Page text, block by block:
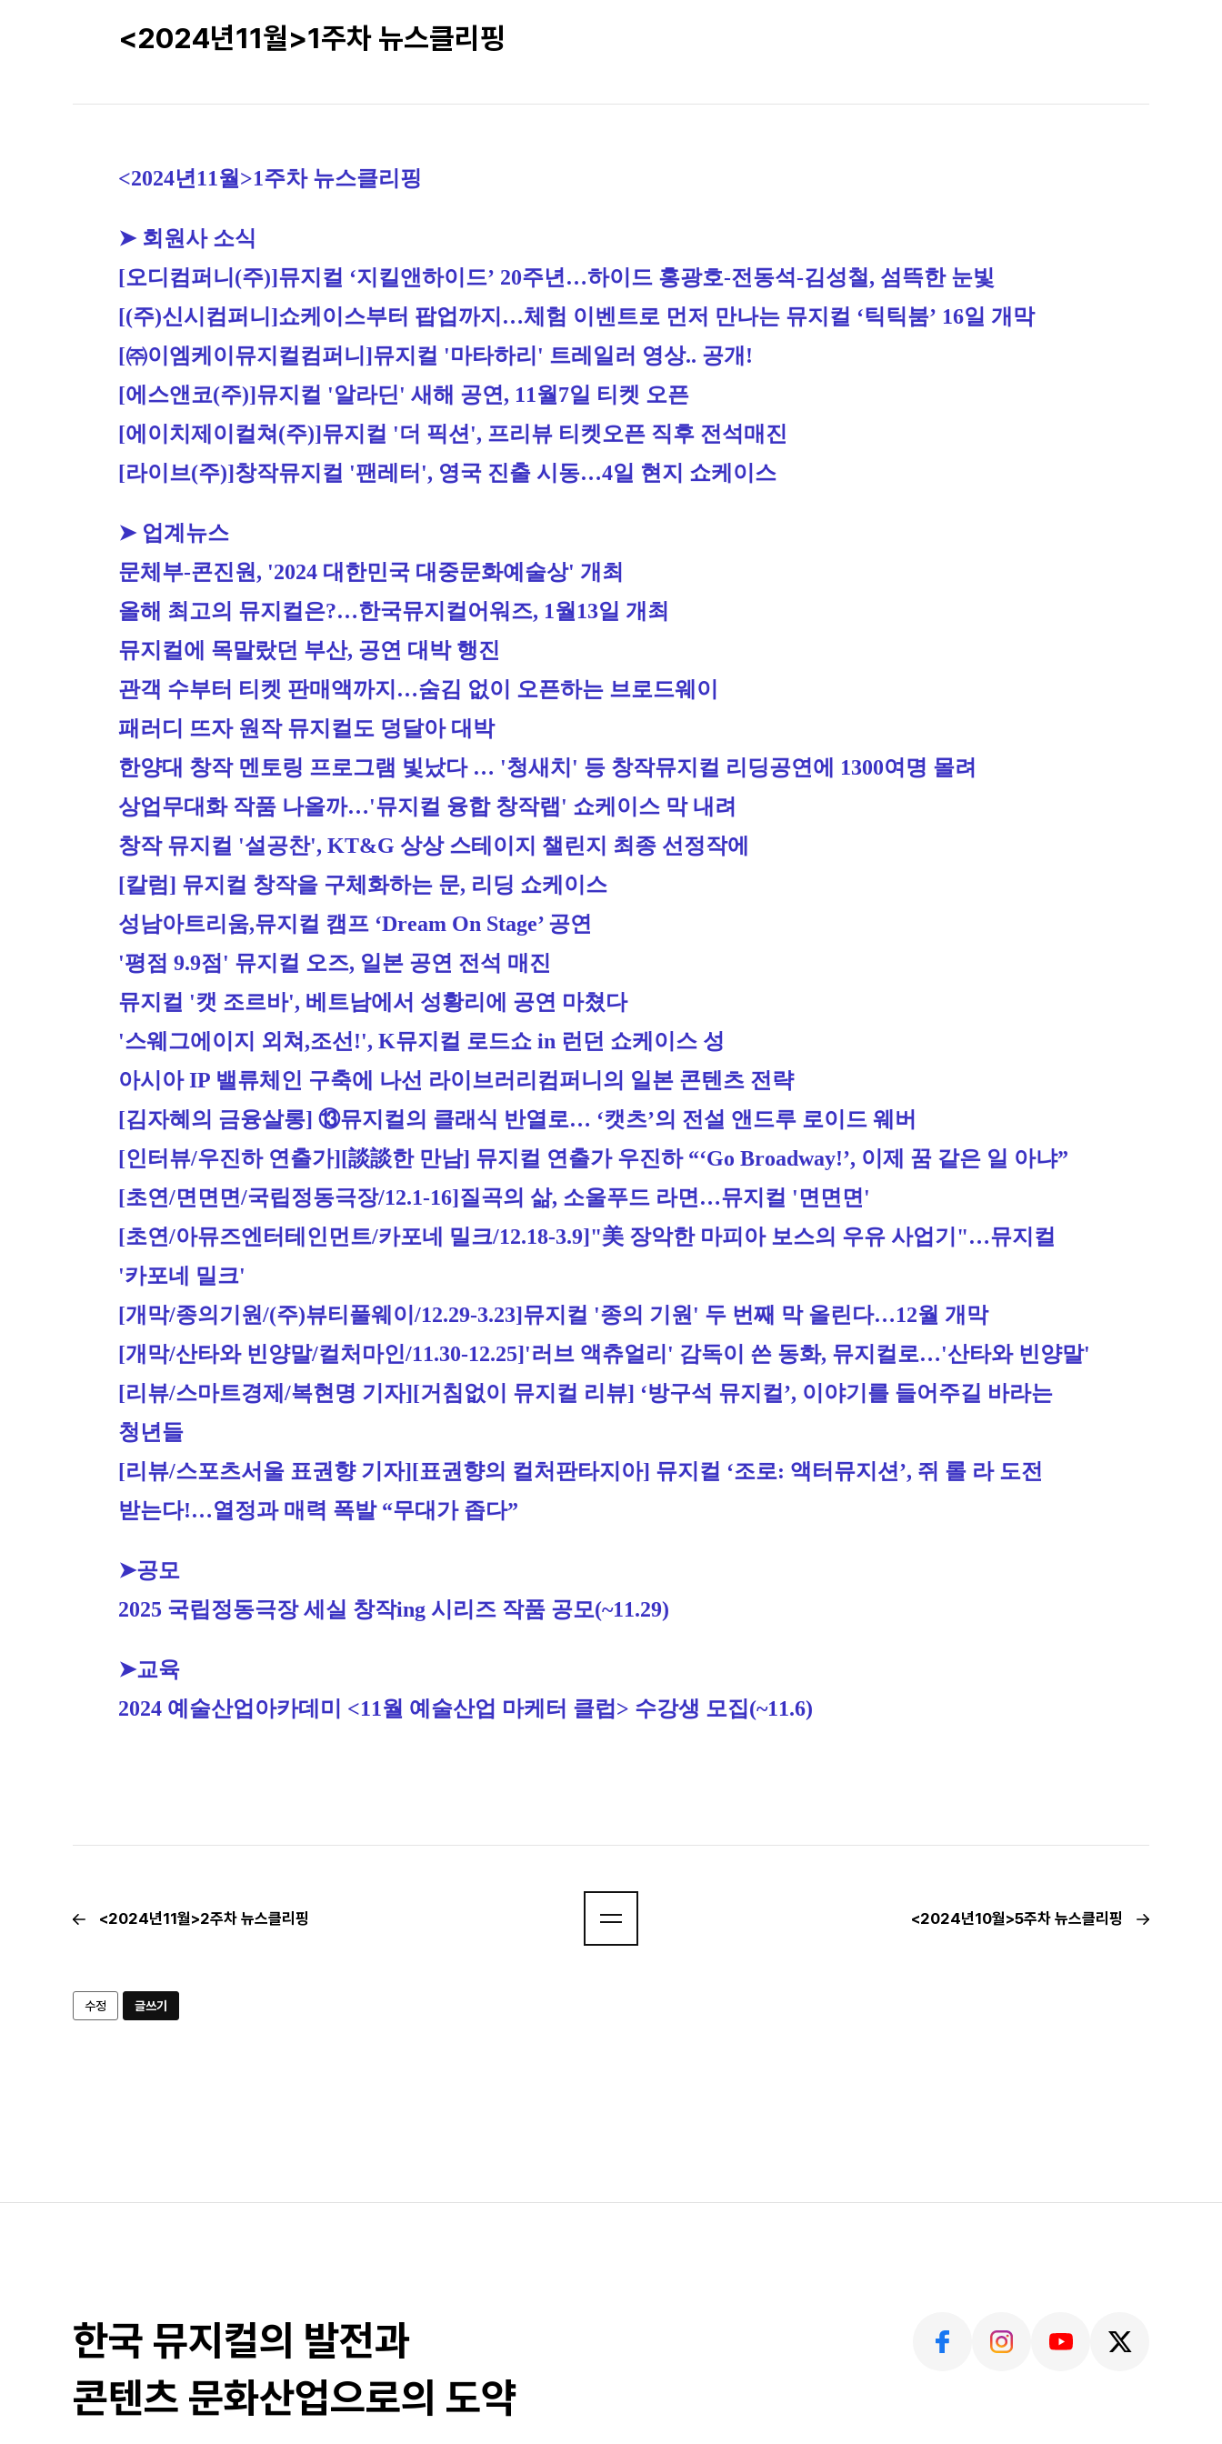
<2024년11월>1주차 뉴스클리핑
<2024년11월>1주차 뉴스클리핑
➤ 회원사 소식
[오디컴퍼니(주)]뮤지컬 ‘지킬앤하이드’ 20주년…하이드 홍광호-전동석-김성철, 섬뜩한 눈빛
[(주)신시컴퍼니]쇼케이스부터 팝업까지…체험 이벤트로 먼저 만나는 뮤지컬 ‘틱틱붐’ 16일 개막
[㈜이엠케이뮤지컬컴퍼니]뮤지컬 '마타하리' 트레일러 영상.. 공개!
[에스앤코(주)]뮤지컬 '알라딘' 새해 공연, 11월7일 티켓 오픈
[에이치제이컬쳐(주)]뮤지컬 '더 픽션', 프리뷰 티켓오픈 직후 전석매진
[라이브(주)]창작뮤지컬 '팬레터', 영국 진출 시동…4일 현지 쇼케이스
➤ 업계뉴스
문체부-콘진원, '2024 대한민국 대중문화예술상' 개최
올해 최고의 뮤지컬은?…한국뮤지컬어워즈, 1월13일 개최
뮤지컬에 목말랐던 부산, 공연 대박 행진
관객 수부터 티켓 판매액까지…숨김 없이 오픈하는 브로드웨이
패러디 뜨자 원작 뮤지컬도 덩달아 대박
한양대 창작 멘토링 프로그램 빛났다 … '청새치' 등 창작뮤지컬 리딩공연에 1300여명 몰려
상업무대화 작품 나올까…'뮤지컬 융합 창작랩' 쇼케이스 막 내려
창작 뮤지컬 '설공찬', KT&G 상상 스테이지 챌린지 최종 선정작에
[칼럼] 뮤지컬 창작을 구체화하는 문, 리딩 쇼케이스
성남아트리움,뮤지컬 캠프 ‘Dream On Stage’ 공연
'평점 9.9점' 뮤지컬 오즈, 일본 공연 전석 매진
뮤지컬 '캣 조르바', 베트남에서 성황리에 공연 마쳤다
'스웨그에이지 외쳐,조선!', K뮤지컬 로드쇼 in 런던 쇼케이스 성
아시아 IP 밸류체인 구축에 나선 라이브러리컴퍼니의 일본 콘텐츠 전략
[김자혜의 금융살롱] ⑬뮤지컬의 클래식 반열로… ‘캣츠’의 전설 앤드루 로이드 웨버
[인터뷰/우진하 연출가][談談한 만남] 뮤지컬 연출가 우진하 “‘Go Broadway!’, 이제 꿈 같은 일 아냐”
[초연/면면면/국립정동극장/12.1-16]질곡의 삶, 소울푸드 라면…뮤지컬 '면면면'
[초연/아뮤즈엔터테인먼트/카포네 밀크/12.18-3.9]"美 장악한 마피아 보스의 우유 사업기"…뮤지컬
'카포네 밀크'
[개막/종의기원/(주)뷰티풀웨이/12.29-3.23]뮤지컬 '종의 기원' 두 번째 막 올린다…12월 개막
[개막/산타와 빈양말/컬처마인/11.30-12.25]'러브 액츄얼리' 감독이 쓴 동화, 뮤지컬로…'산타와 빈양말'
[리뷰/스마트경제/복현명 기자][거침없이 뮤지컬 리뷰] ‘방구석 뮤지컬’, 이야기를 들어주길 바라는
청년들
[리뷰/스포츠서울 표권향 기자][표권향의 컬처판타지아] 뮤지컬 ‘조로: 액터뮤지션’, 쥐 롤 라 도전
받는다!…열정과 매력 폭발 “무대가 좁다”
➤공모
2025 국립정동극장 세실 창작ing 시리즈 작품 공모(~11.29)
➤교육
2024 예술산업아카데미 <11월 예술산업 마케터 클럽> 수강생 모집(~11.6)
<2024년11월>2주차 뉴스클리핑 <2024년10월>5주차 뉴스클리핑
수정 글쓰기
한국 뮤지컬의 발전과
콘텐츠 문화산업으로의 도약